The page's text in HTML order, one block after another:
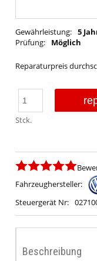
Gewährleistung: 5
Prüfung:
Möglich
Reparaturpreis
Stck.
Fahrzeughersteller:
Steuergerät Nr:
Beschreibung